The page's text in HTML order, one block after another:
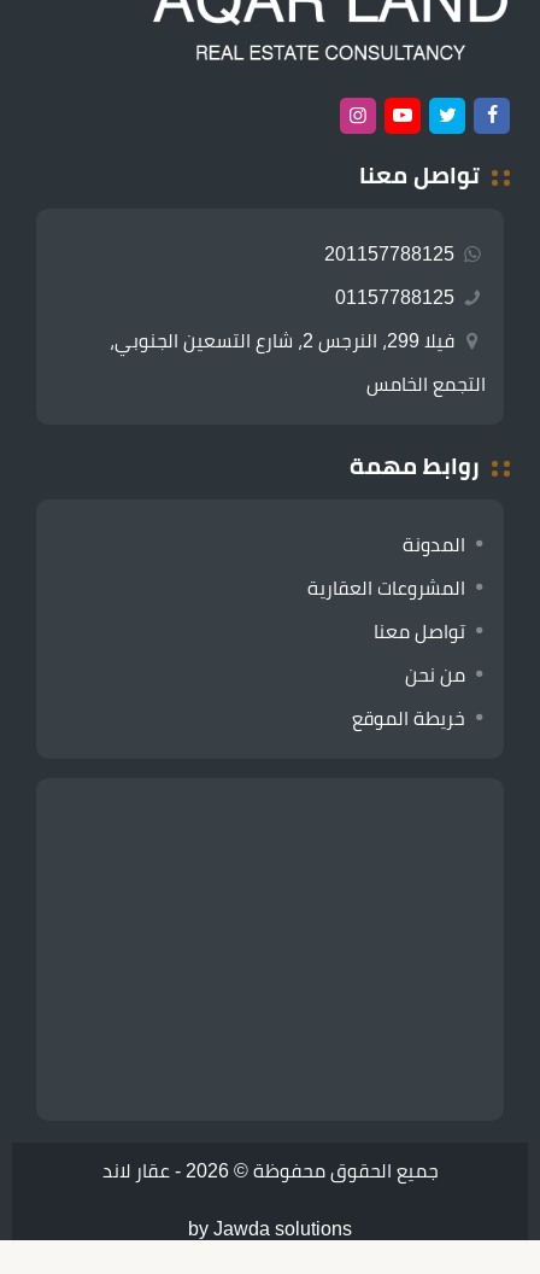
تواصل معنا
201157788125
01157788125
فيلا 299، النرجس 2، شارع التسعين الجنوبي،
التجمع الخامس
روابط مهمة
المدونة
المشروعات العقارية
تواصل معنا
من نحن
خريطة الموقع
جميع الحقوق محفوظة © 2026 - عقار لاند
by Jawda solutions